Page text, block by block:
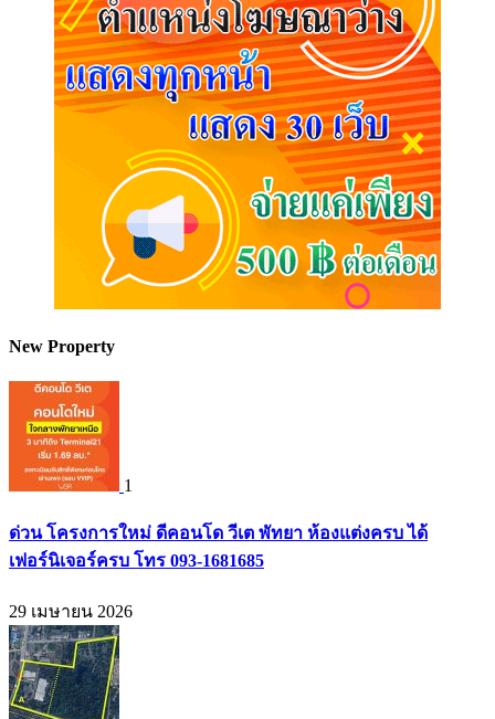
New Property
1
ด่วน โครงการใหม่ ดีคอนโด วีเต พัทยา ห้องแต่งครบ ได้
เฟอร์นิเจอร์ครบ โทร 093-1681685
29 เมษายน 2026